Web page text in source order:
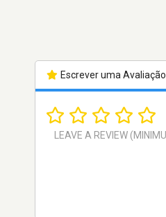
Escrever uma Avaliação